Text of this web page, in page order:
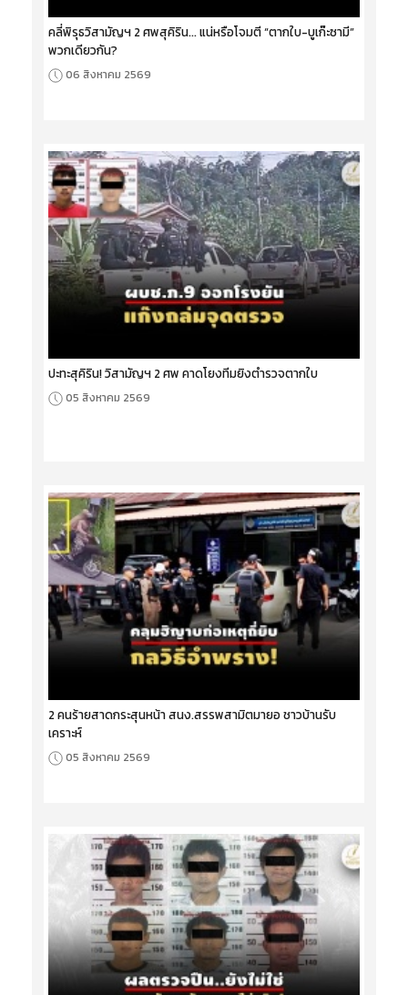
คลี่พิรุธวิสามัญฯ 2 ศพสุคิริน... แน่หรือโจมตี “ตากใบ-บูเก๊ะซามี”
พวกเดียวกัน?
06 สิงหาคม 2569
ปะทะสุคิริน! วิสามัญฯ 2 ศพ คาดโยงทีมยิงตำรวจตากใบ
05 สิงหาคม 2569
2 คนร้ายสาดกระสุนหน้า สนง.สรรพสามิตมายอ ชาวบ้านรับ
เคราะห์
05 สิงหาคม 2569